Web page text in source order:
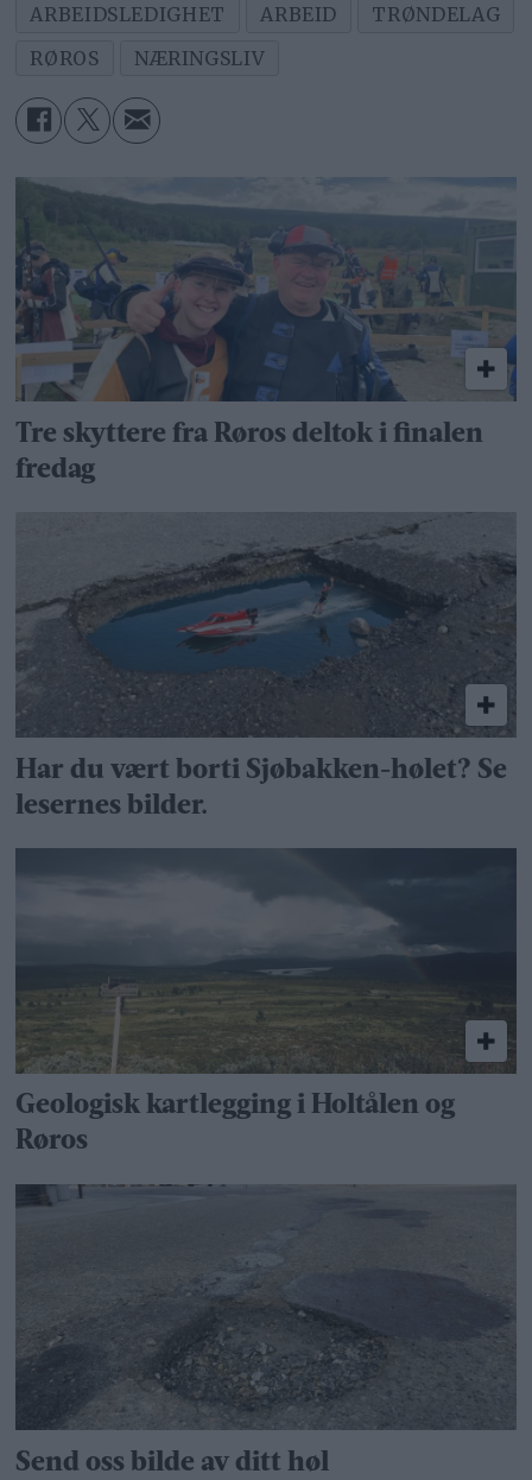
ARBEIDSLEDIGHET
ARBEID
TRØNDELAG
RØROS
NÆRINGSLIV
Tre skyttere fra Røros deltok i finalen
fredag
Har du vært borti Sjøbakken-hølet? Se
lesernes bilder.
Geologisk kartlegging i Holtålen og
Røros
Send oss bilde av ditt høl